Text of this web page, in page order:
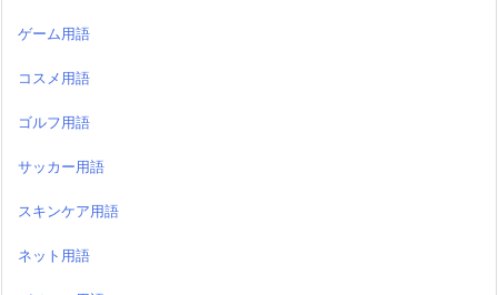
ゲーム用語
コスメ用語
ゴルフ用語
サッカー用語
スキンケア用語
ネット用語